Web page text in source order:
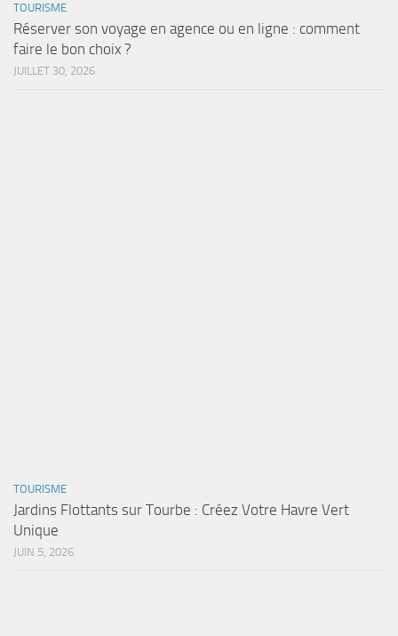
TOURISME
Réserver son voyage en agence ou en ligne : comment
faire le bon choix ?
JUILLET 30, 2026
TOURISME
Jardins Flottants sur Tourbe : Créez Votre Havre Vert
Unique
JUIN 5, 2026